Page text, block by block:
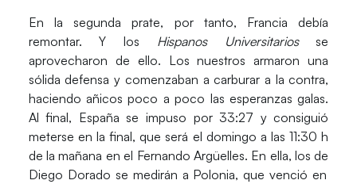
En la segunda prate, por tanto, Francia debía
remontar. Y los Hispanos Universitariosse
aprovecharon de ello. Los nuestros armaron una
sólida defensa y comenzaban a carburar a la contra,
haciendo añicos poco a poco las esperanzas galas.
Al final, España se impuso por 33:27 y consiguió
meterse en la final, que será el domingo a las11:30 h
de la mañana en el Fernando Argüelles. En ella, los de
Diego Dorado se medirán a Polonia, que venció en